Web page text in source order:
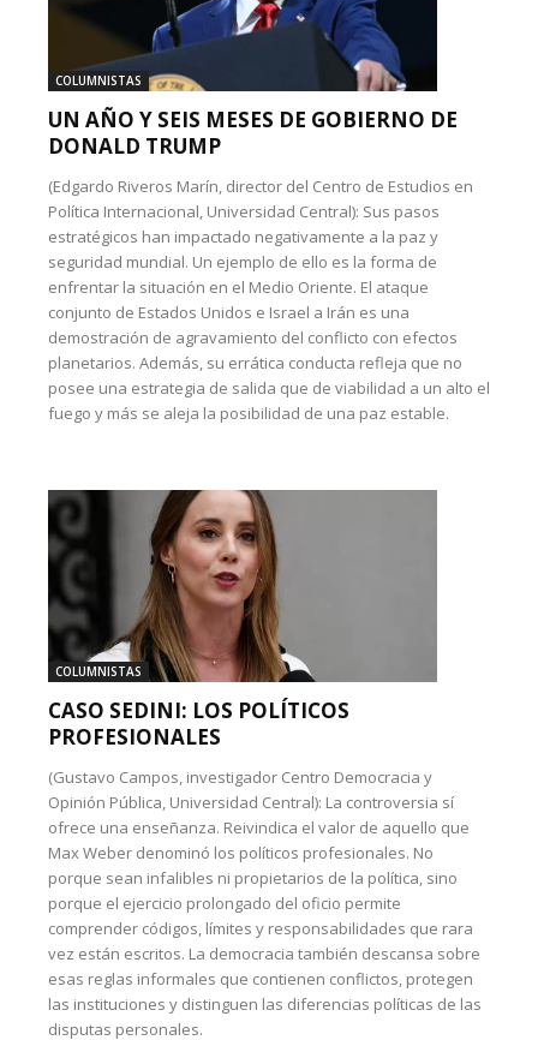
COLUMNISTAS
UN AÑO Y SEIS MESES DE GOBIERNO DE
DONALD TRUMP
(Edgardo Riveros Marín, director del Centro de Estudios en
Política Internacional, Universidad Central): Sus pasos
estratégicos han impactado negativamente a la paz y
seguridad mundial. Un ejemplo de ello es la forma de
enfrentar la situación en el Medio Oriente. El ataque
conjunto de Estados Unidos e Israel a Irán es una
demostración de agravamiento del conflicto con efectos
planetarios. Además, su errática conducta refleja que no
posee una estrategia de salida que de viabilidad a un alto el
fuego y más se aleja la posibilidad de una paz estable.
COLUMNISTAS
CASO SEDINI: LOS POLÍTICOS
PROFESIONALES
(Gustavo Campos, investigador Centro Democracia y
Opinión Pública, Universidad Central): La controversia sí
ofrece una enseñanza. Reivindica el valor de aquello que
Max Weber denominó los políticos profesionales. No
porque sean infalibles ni propietarios de la política, sino
porque el ejercicio prolongado del oficio permite
comprender códigos, límites y responsabilidades que rara
vez están escritos. La democracia también descansa sobre
esas reglas informales que contienen conflictos, protegen
las instituciones y distinguen las diferencias políticas de las
disputas personales.